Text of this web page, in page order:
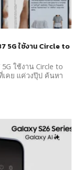
5G ใช้งาน Circle to
ใช้งาน Circle to
เคย แค่วงปุ๊ป ค้นหา